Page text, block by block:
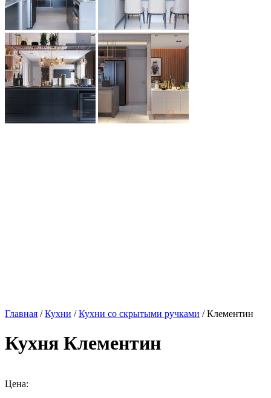
Главная /Кухни /Кухни со скрытыми ручками / Клементин
Кухня Клементин
Цена: